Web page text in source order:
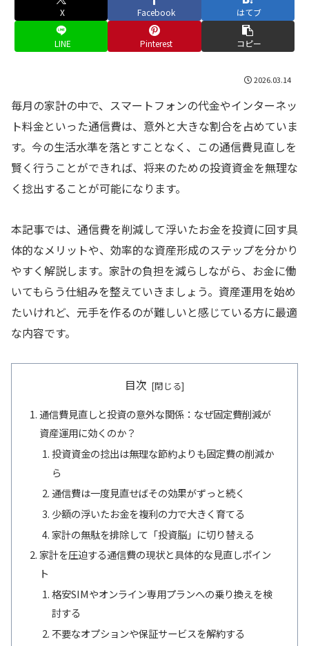
X Facebook はてブ
LINE Pinterest コピー
2026.03.14
毎月の家計の中で、スマートフォンの代金やインターネッ
ト料金といった通信費は、意外と大きな割合を占めていま
す。今の生活水準を落とすことなく、この通信費見直しを
賢く行うことができれば、将来のための投資資金を無理な
く捻出することが可能になります。
本記事では、通信費を削減して浮いたお金を投資に回す具
体的なメリットや、効率的な資産形成のステップを分かり
やすく解説します。家計の負担を減らしながら、お金に働
いてもらう仕組みを整えていきましょう。資産運用を始め
たいけれど、元手を作るのが難しいと感じている方に最適
な内容です。
目次
通信費見直しと投資の意外な関係：なぜ固定費削減が
資産運用に効くのか？
投資資金の捻出は無理な節約よりも固定費の削減か
ら
通信費は一度見直せばその効果がずっと続く
少額の浮いたお金を複利の力で大きく育てる
家計の無駄を排除して「投資脳」に切り替える
家計を圧迫する通信費の現状と具体的な見直しポイン
ト
格安SIMやオンライン専用プランへの乗り換えを検
討する
不要なオプションや保証サービスを解約する